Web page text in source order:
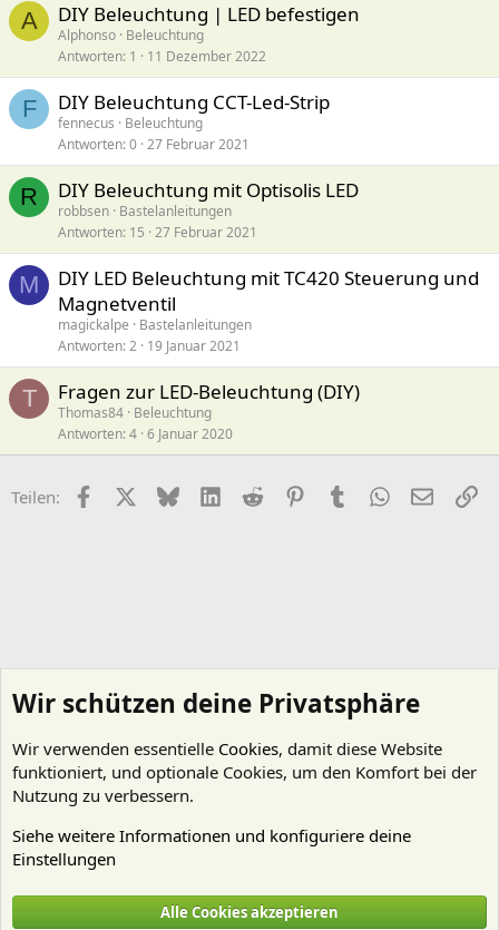
A DIY Beleuchtung | LED befestigen
Alphonso Beleuchtung
Antworten 1 11 Dezember 2022
F DIY Beleuchtung CCT-Led-Strip
fennecus
Beleuchtung
Antworten 0 27 Februar 2021
R DIY Beleuchtung mit Optisolis LED
robbsen Bastelanleitungen
Antworten 15 27 Februar 2021
M
DIY LED Beleuchtung mit TC420 Steuerung und
Magnetventil
magickalpe
Bastelanleitungen
Antworten 2 19 Januar 2021
T Fragen zur LED-Beleuchtung (DIY)
Thomas84 Beleuchtung
Antworten 4 6 Januar 2020
Teilen: FacebookX (Twitter)
BlueskyLinkedIn
Reddit PinterestTumblr WhatsApp
E-Mail
Wir schützen deine Privatsphäre
Wir verwenden essentielle Cookies, damit diese Website
funktioniert, und optionale Cookies, um den Komfort bei der
Nutzung zu verbessern.
Siehe weitere Informationen und konfiguriere deine
Einstellungen
Alle Cookies akzeptieren